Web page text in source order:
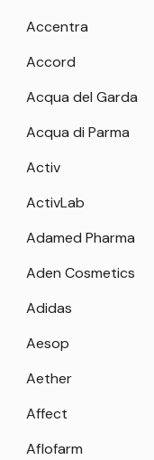
Accentra
Accord
Acqua del Garda
Acqua di Parma
Activ
ActivLab
Adamed Pharma
Aden Cosmetics
Adidas
Aesop
Aether
Affect
Aflofarm